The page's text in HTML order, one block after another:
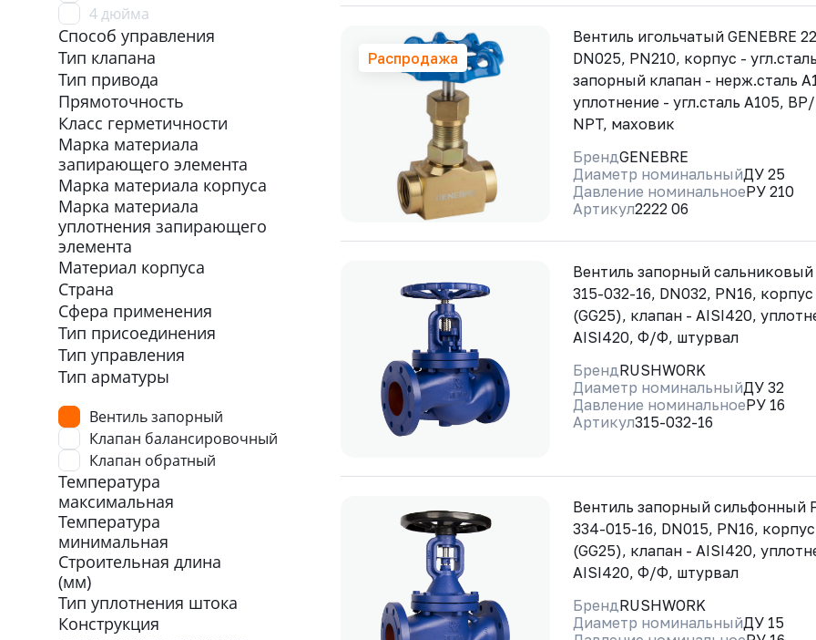
4 дюйма
Способ управления
Тип клапана
Тип привода
Прямоточность
Класс герметичности
Марка материала
запирающего элемента
Марка материала корпуса
Марка материала
уплотнения запирающего
элемента
Материал корпуса
Страна
Сфера применения
Тип присоединения
Тип управления
Тип арматуры
Вентиль запорный
Клапан балансировочный
Клапан обратный
Температура
максимальная
Температура
минимальная
Строительная длина
(мм)
Тип уплотнения штока
Конструкция
Распродажа
Вентиль игольчатый GENEBRE
DN025, PN210, корпус -
запорный клапан - нерж.сталь
уплотнение - угл.сталь A105,
NPT, маховик
БрендGENEBRE
Диаметр номинальныйДУ 25
Давление номинальноеРУ 210
Артикул2222 06
Вентиль запорный
315-032-16, DN032, PN16,
(GG25), клапан - AISI420,
AISI420, Ф/Ф, штурвал
БрендRUSHWORK
Диаметр номинальныйДУ 32
Давление номинальноеРУ 16
Артикул315-032-16
Вентиль запорный
334-015-16, DN015, PN16,
(GG25), клапан - AISI420,
AISI420, Ф/Ф, штурвал
БрендRUSHWORK
Диаметр номинальныйДУ 15